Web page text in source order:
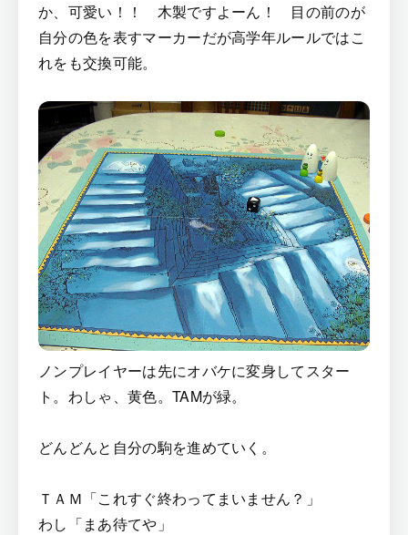
か、可愛い！！ 木製ですよーん！ 目の前のが
自分の色を表すマーカーだが高学年ルールではこ
れをも交換可能。
ノンプレイヤーは先にオバケに変身してスター
ト。わしゃ、黄色。TAMが緑。
どんどんと自分の駒を進めていく。
ＴＡＭ「これすぐ終わってまいません？」
わし「まあ待てや」